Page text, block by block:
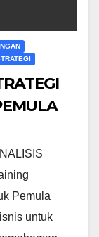
Pemula
untuk